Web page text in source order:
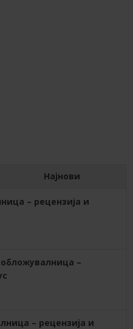
Најнови
– рецензија и
–
– рецензија и